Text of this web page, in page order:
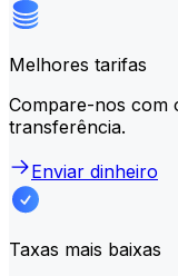
Melhores tarifas
Compare-nos com
transferência.
Enviar dinheiro
Taxas mais baixas